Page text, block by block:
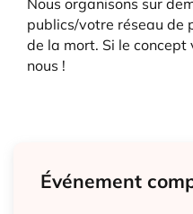
publics/votre réseau de
de la mort. Si le
nous !
Événement